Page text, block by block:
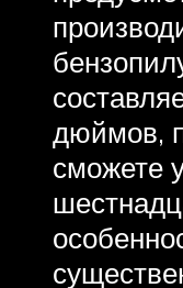
дюймов,
сможете